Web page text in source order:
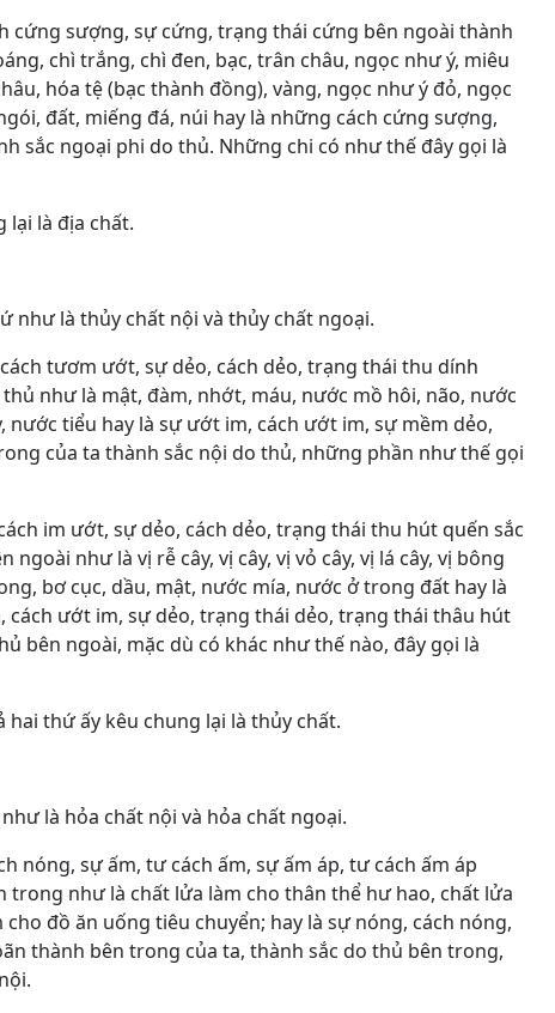
cứng sượng, sự cứng, trạng thái cứng bên ngoài thành
chì trắng, chì đen, bạc, trân châu, ngọc như ý, miêu
hóa tệ (bạc thành đồng), vàng, ngọc như ý đỏ, ngọc
đất, miếng đá, núi hay là những cách cứng sượng,
sắc ngoại phi do thủ. Những chi có như thế đây gọi là
lại là địa chất.
như là thủy chất nội và thủy chất ngoại.
tươm ướt, sự dẻo, cách dẻo, trạng thái thu dính
như là mật, đàm, nhớt, máu, nước mồ hôi, não, nước
tiểu hay là sự ướt im, cách ướt im, sự mềm dẻo,
của ta thành sắc nội do thủ, những phần như thế gọi
im ướt, sự dẻo, cách dẻo, trạng thái thu hút quến sắc
như là vị rễ cây, vị cây, vị vỏ cây, vị lá cây, vị bông
bơ cục, dầu, mật, nước mía, nước ở trong đất hay là
ướt im, sự dẻo, trạng thái dẻo, trạng thái thâu hút
bên ngoài, mặc dù có khác như thế nào, đây gọi là
thứ ấy kêu chung lại là thủy chất.
là hỏa chất nội và hỏa chất ngoại.
nóng, sự ấm, tư cách ấm, sự ấm áp, tư cách ấm áp
như là chất lửa làm cho thân thể hư hao, chất lửa
đồ ăn uống tiêu chuyển; hay là sự nóng, cách nóng,
thành bên trong của ta, thành sắc do thủ bên trong,